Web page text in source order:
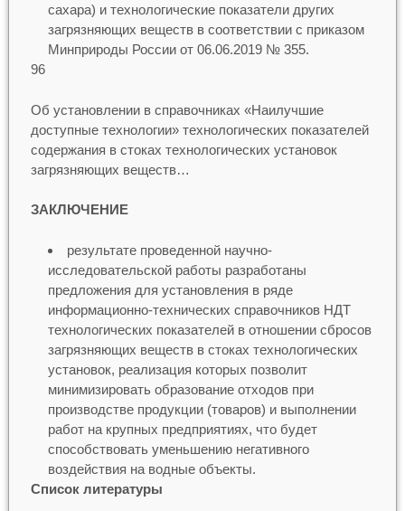
сахара) и технологические показатели других
загрязняющих веществ в соответствии с приказом
Минприроды России от 06.06.2019 № 355.
96
Об установлении в справочниках «Наилучшие
доступные технологии» технологических показателей
содержания в стоках технологических установок
загрязняющих веществ…
ЗАКЛЮЧЕНИЕ
результате проведенной научно-
исследовательской работы разработаны
предложения для установления в ряде
информационно-технических справочников НДТ
технологических показателей в отношении сбросов
загрязняющих веществ в стоках технологических
установок, реализация которых позволит
минимизировать образование отходов при
производстве продукции (товаров) и выполнении
работ на крупных предприятиях, что будет
способствовать уменьшению негативного
воздействия на водные объекты.
Список литературы